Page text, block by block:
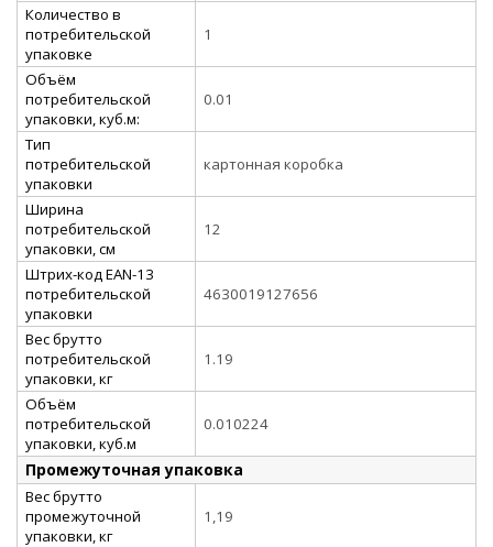
Количество в
потребительской
упаковке
1
Объём
потребительской
упаковки, куб.м:
0.01
Тип
потребительской
упаковки
картонная коробка
Ширина
потребительской
упаковки, см
12
Штрих-код EAN-13
потребительской
упаковки
4630019127656
Вес брутто
потребительской
упаковки, кг
1.19
Объём
потребительской
упаковки, куб.м
0.010224
Промежуточная упаковка
Вес брутто
промежуточной
упаковки, кг
1,19